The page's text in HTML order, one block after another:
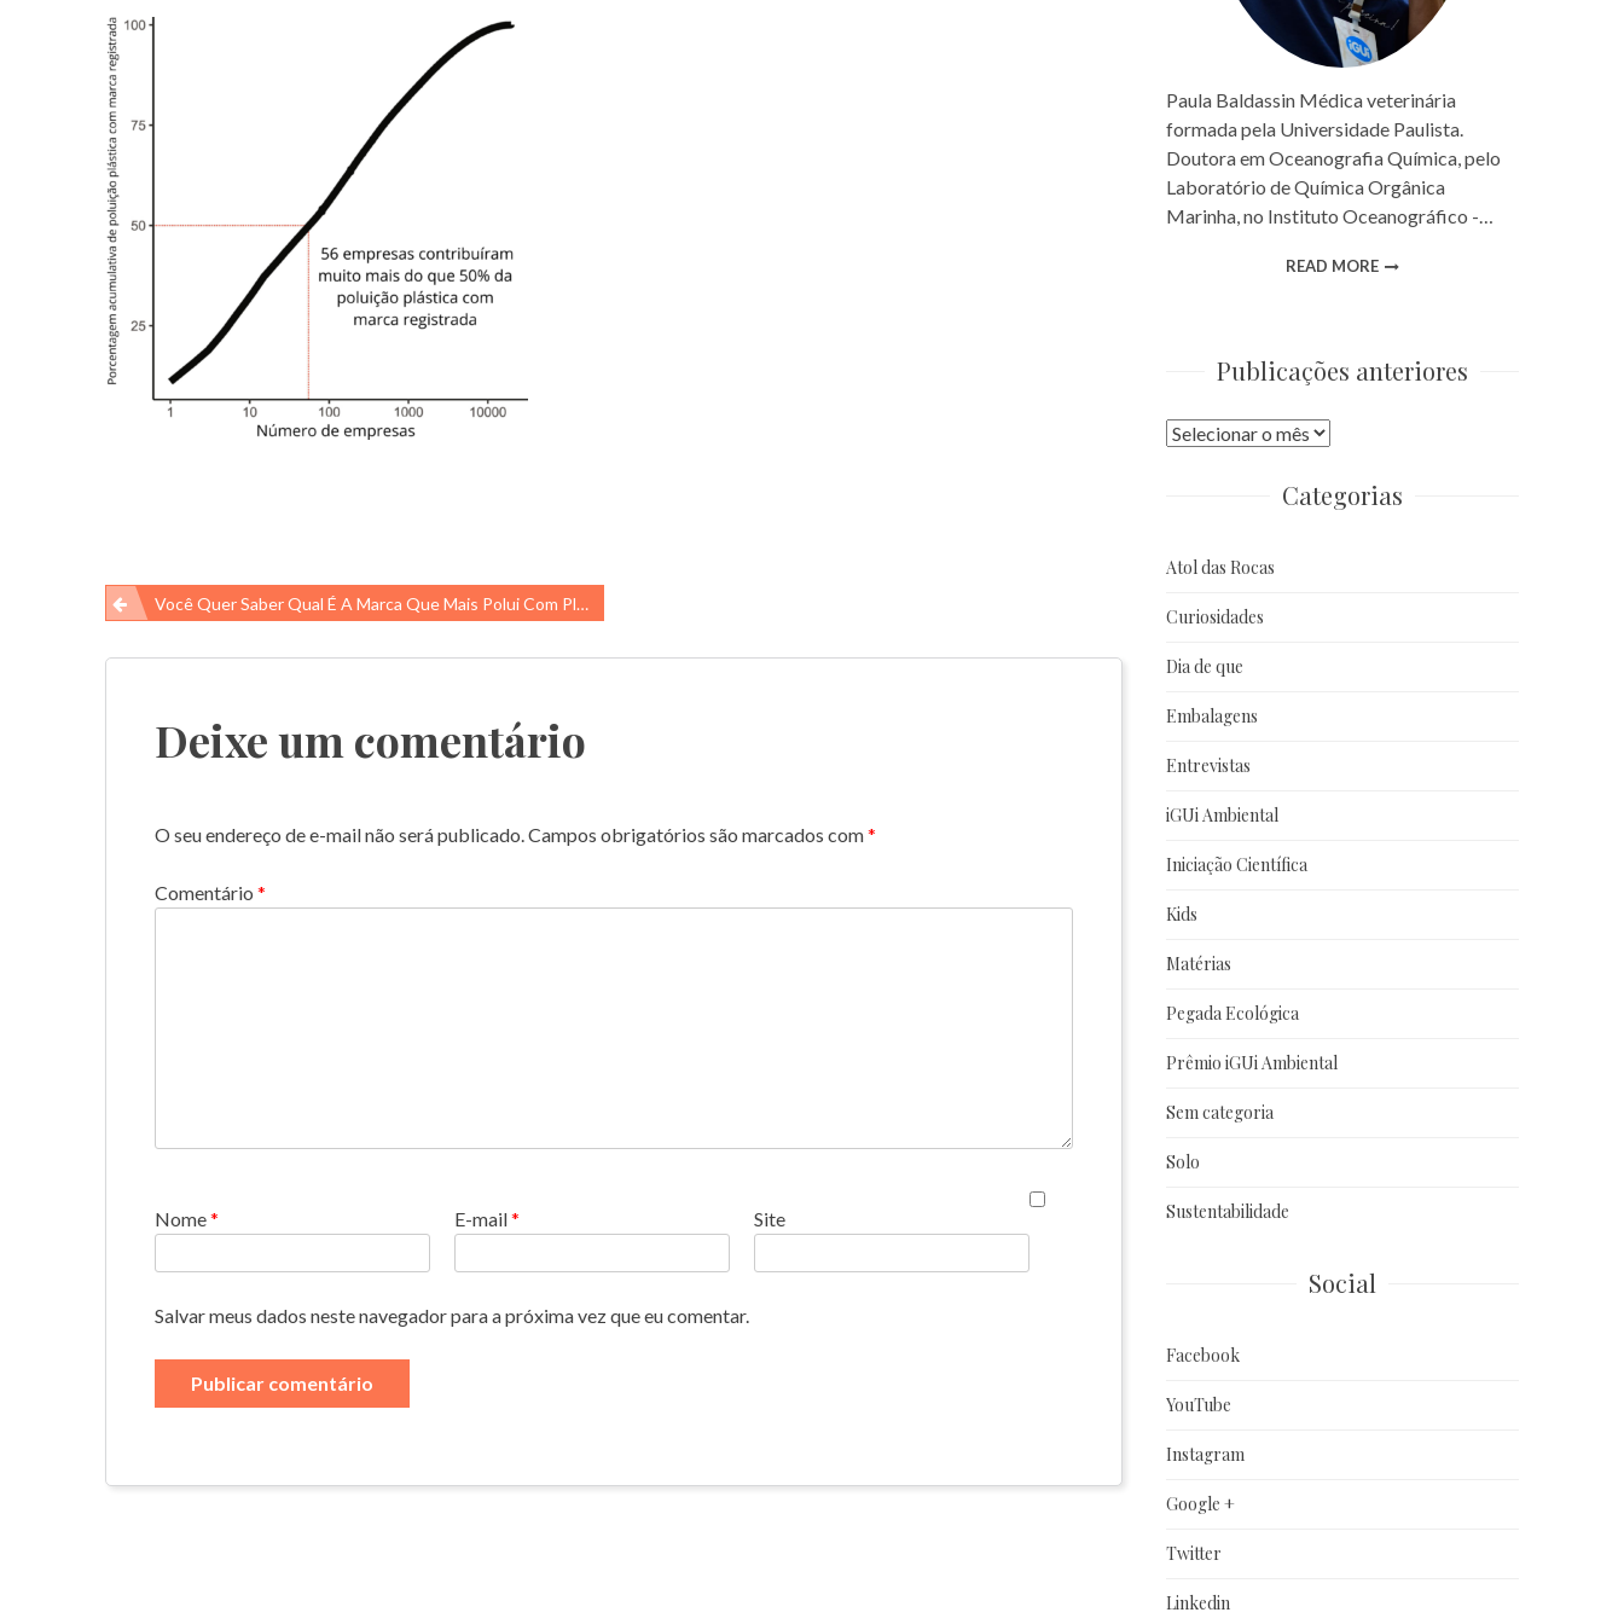
Navegação
de
Você Quer Saber Qual É A Marca Que Mais Polui Com Plástico?
Deixe um comentário
O seu endereço de e-mail não será publicado.Campos obrigatórios são marcados com*
Comentário *
Nome* E-mail* Site
Salvar meus dados neste navegador para a próxima vez que eu comentar.
Paula Baldassin Médica veterinária
formada pela Universidade Paulista.
Doutora em Oceanografia Química, pelo
Laboratório de Química Orgânica
Marinha, no Instituto Oceanográfico -…
READ MORE
Publicações anteriores
Publicações
Categorias
Atol das Rocas
Curiosidades
Dia de que
Embalagens
Entrevistas
iGUi Ambiental
Iniciação Científica
Kids
Matérias
Pegada Ecológica
Prêmio iGUi Ambiental
Sem categoria
Solo
Sustentabilidade
Social
Facebook
YouTube
Instagram
Google +
Twitter
Linkedin